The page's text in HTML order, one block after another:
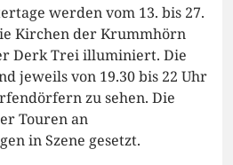
werden vom 13. bis 27.
Kirchen der Krummhörn
Derk Trei illuminiert. Die
jeweils von 19.30 bis 22 Uhr
zu sehen. Die
Touren an
in Szene gesetzt.